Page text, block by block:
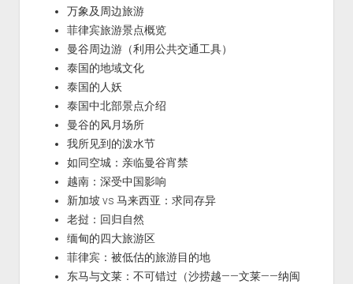
万象及周边旅游
菲律宾旅游景点概览
曼谷周边游（利用公共交通工具）
泰国的地域文化
泰国的人妖
泰国中北部景点介绍
曼谷的风月场所
我所见到的泼水节
如同空城：亲临曼谷宵禁
越南：深受中国影响
新加坡 vs 马来西亚：求同存异
老挝：回归自然
缅甸的四大旅游区
菲律宾：被低估的旅游目的地
东马与文莱：不可错过（沙捞越——文莱——纳闽